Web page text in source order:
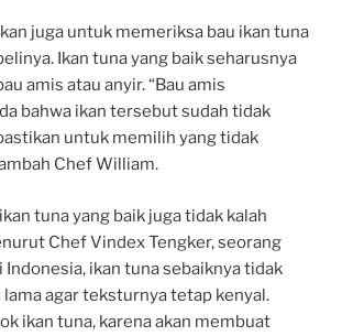
juga untuk memeriksa bau ikan tuna
Ikan tuna yang baik seharusnya
amis atau anyir. “Bau amis
bahwa ikan tersebut sudah tidak
untuk memilih yang tidak
Chef William.
tuna yang baik juga tidak kalah
Chef Vindex Tengker, seorang
ikan tuna sebaiknya tidak
agar teksturnya tetap kenyal.
ikan tuna, karena akan membuat